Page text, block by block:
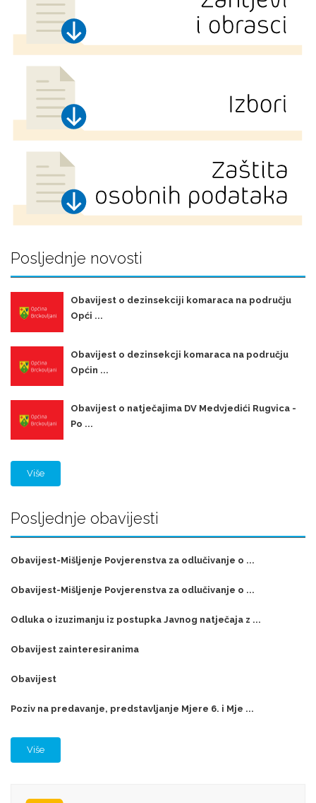
Posljednje novosti
Obavijest o dezinsekciji komaraca na području
Opći ...
Obavijest o dezinsekcji komaraca na području
Općin ...
Obavijest o natječajima DV Medvjedići Rugvica -
Po ...
Više
Posljednje obavijesti
Obavijest-Mišljenje Povjerenstva za odlučivanje o ...
Obavijest-Mišljenje Povjerenstva za odlučivanje o ...
Odluka o izuzimanju iz postupka Javnog natječaja z ...
Obavijest zainteresiranima
Obavijest
Poziv na predavanje, predstavljanje Mjere 6. i Mje ...
Više